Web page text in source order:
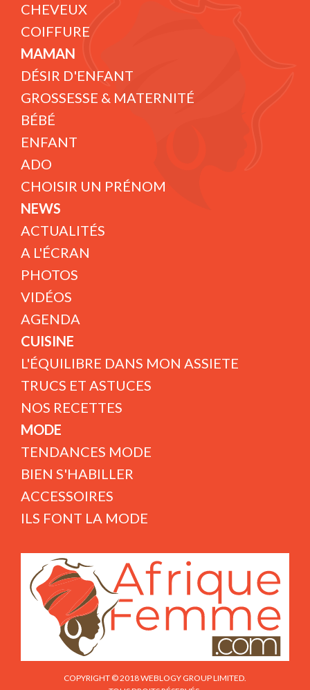
CHEVEUX
COIFFURE
MAMAN
DÉSIR D'ENFANT
GROSSESSE & MATERNITÉ
BÉBÉ
ENFANT
ADO
CHOISIR UN PRÉNOM
NEWS
ACTUALITÉS
A L'ÉCRAN
PHOTOS
VIDÉOS
AGENDA
CUISINE
L'ÉQUILIBRE DANS MON ASSIETE
TRUCS ET ASTUCES
NOS RECETTES
MODE
TENDANCES MODE
BIEN S'HABILLER
ACCESSOIRES
ILS FONT LA MODE
COPYRIGHT © 2018 WEBLOGY GROUP LIMITED.